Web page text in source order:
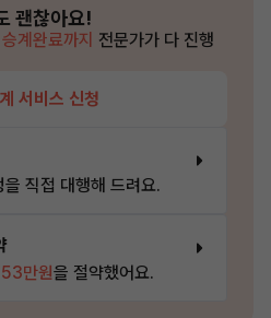
괜찮아요!
계완료까지 전문가가 다 진행
서비스 신청
직접 대행해 드려요.
만원을 절약했어요.